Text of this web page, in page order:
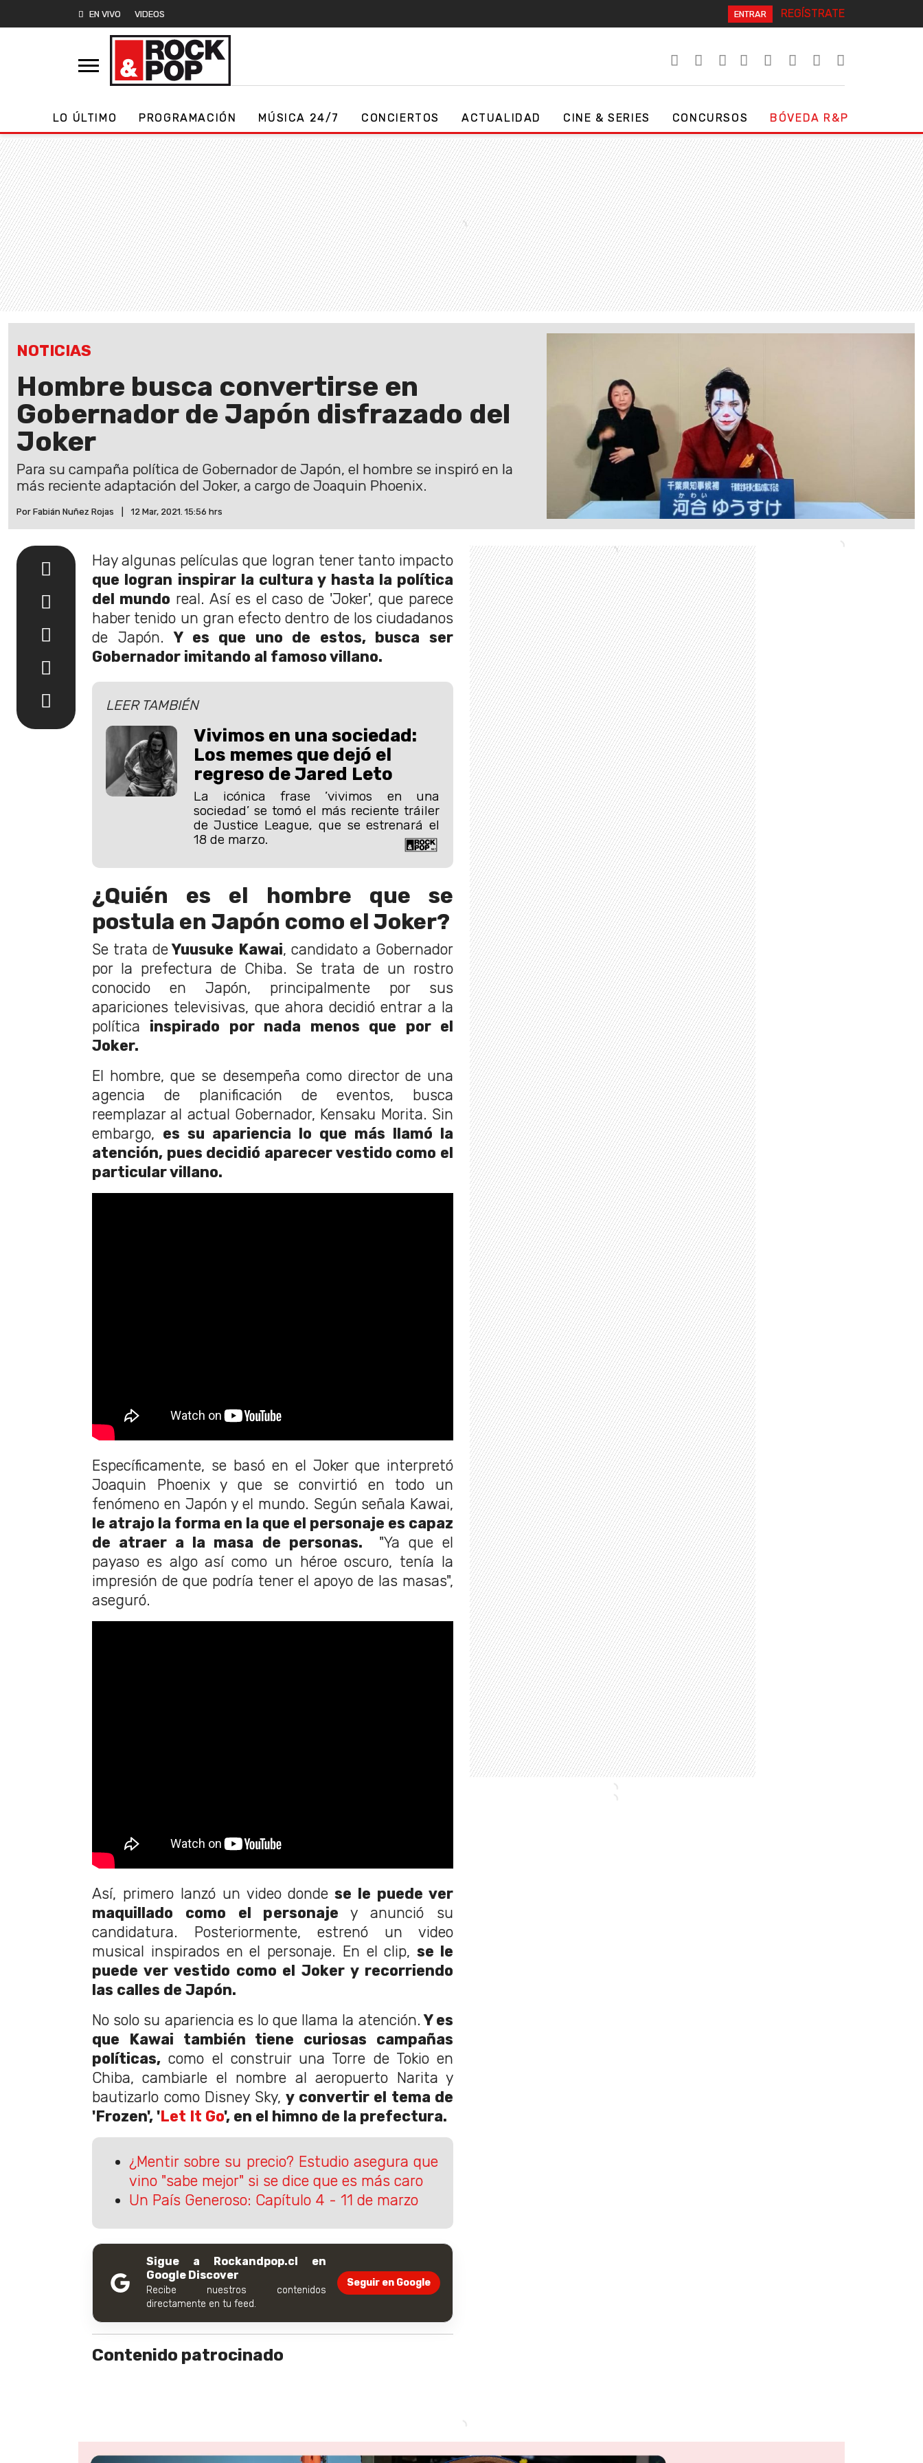
EN VIVO VIDEOS ENTRAR REGÍSTRATE
LO ÚLTIMO PROGRAMACIÓN MÚSICA 24/7 CONCIERTOS ACTUALIDAD CINE & SERIES CONCURSOS BÓVEDA R&P
NOTICIAS
Hombre busca convertirse en
Gobernador de Japón disfrazado del
Joker
Para su campaña política de Gobernador de Japón, el hombre se inspiró en la
más reciente adaptación del Joker, a cargo de Joaquin Phoenix.
Por Fabián Nuñez Rojas 12 Mar, 2021. 15:56 hrs
Hay algunas películas que logran tener tanto impacto
que logran inspirar la cultura y hasta la política
del mundo real. Así es el caso de 'Joker', que parece
haber tenido un gran efecto dentro de los ciudadanos
de Japón.Y es que uno de estos, busca ser
Gobernador imitando al famoso villano.
LEER TAMBIÉN
Vivimos en una sociedad:
Los memes que dejó el
regreso de Jared Leto
La icónica frase ’vivimos en una
sociedad’ se tomó el más reciente tráiler
de Justice League, que se estrenará el
18 de marzo.
¿Quién es el hombre que se
postula en Japón como el Joker?
Se trata deYuusuke Kawai, candidato a Gobernador
por la prefectura de Chiba. Se trata de un rostro
conocido en Japón, principalmente por sus
apariciones televisivas, que ahora decidió entrar a la
política inspirado por nada menos que por el
Joker.
El hombre, que se desempeña como director de una
agencia de planificación de eventos, busca
reemplazar al actual Gobernador, Kensaku Morita. Sin
embargo, es su apariencia lo que más llamó la
atención, pues decidió aparecer vestido como el
particular villano.
Específicamente, se basó en el Joker que interpretó
Joaquin Phoenix y que se convirtió en todo un
fenómeno en Japón y el mundo. Según señala Kawai,
le atrajo la forma en la que el personaje es capaz
de atraer a la masa de personas. "Ya que el
payaso es algo así como un héroe oscuro, tenía la
impresión de que podría tener el apoyo de las masas",
aseguró.
Así, primero lanzó un video donde se le puede ver
maquillado como el personaje y anunció su
candidatura. Posteriormente, estrenó un video
musical inspirados en el personaje. En el clip,se le
puede ver vestido como el Joker y recorriendo
las calles de Japón.
No solo su apariencia es lo que llama la atención. Y es
que Kawai también tiene curiosas campañas
políticas, como el construir una Torre de Tokio en
Chiba, cambiarle el nombre al aeropuerto Narita y
bautizarlo como Disney Sky, y convertir el tema de
'Frozen', 'Let It Go', en el himno de la prefectura.
¿Mentir sobre su precio? Estudio asegura que
vino "sabe mejor" si se dice que es más caro
Un País Generoso: Capítulo 4 - 11 de marzo
Sigue a Rockandpop.cl en
Google Discover
Recibe nuestros contenidos
directamente en tu feed.
Seguir en Google
Contenido patrocinado